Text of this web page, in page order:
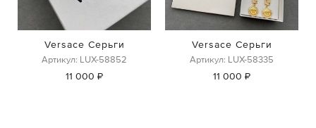
Versace Серьги
Артикул: LUX-58852
11 000 ₽
Versace Серьги
Артикул: LUX-58335
11 000 ₽